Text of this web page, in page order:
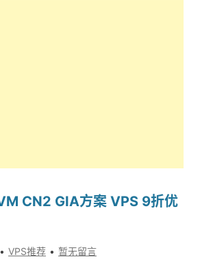
CN2 GIA方案 VPS 9折优
VPS推荐 暂无留言